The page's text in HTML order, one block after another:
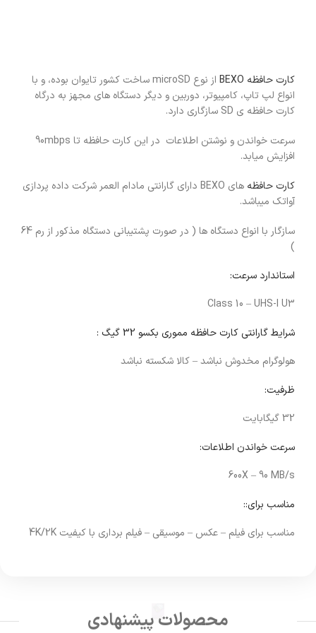
کارت حافظه BEXO
از نوع microSD ساخت کشور تایوان بوده، و با
انواع لپ تاپ، کامپیوتر، دوربین و دیگر دستگاه های مجهز به درگاه
کارت حافظه ی SD سازگاری دارد.
سرعت خواندن و نوشتن اطلاعات در این کارت حافظه تا 90mbps
افزایش میابد.
کارت حافظه
های BEXO دارای گارانتی مادام العمر شرکت داده پردازی
آواتک میباشد.
سازگار با انواع دستگاه ها ( در صورت پشتیبانی دستگاه مذکور از رم 64
)
استاندارد سرعت:
Class 10 – UHS-I U3
شرایط گارانتی کارت حافظه مموری بکسو 32 گیگ :
هولوگرام مخدوش نباشد – کالا شکسته نباشد
ظرفیت:
32 گیگابایت
سرعت خواندن اطلاعات:
600X – 90 MB/s
مناسب برای::
مناسب برای فیلم – عکس – موسیقی – فیلم برداری با کیفیت 4K/2K
محصولات پیشنهادی